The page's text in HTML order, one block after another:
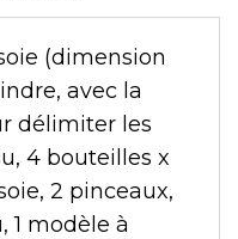
(dimension
avec la
délimiter les
4 bouteilles x
2 pinceaux,
1 modèle à